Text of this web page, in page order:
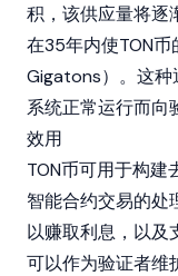
积，该供应量将逐
在35年内使TON
Gigatons）。这种
系统正常运行而向
效用
TON币可用于构建
智能合约交易的处
以赚取利息，以及
可以作为验证者维